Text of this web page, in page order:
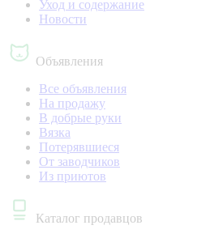
Уход и содержание
Новости
Объявления
Все объявления
На продажу
В добрые руки
Вязка
Потерявшиеся
От заводчиков
Из приютов
Каталог продавцов